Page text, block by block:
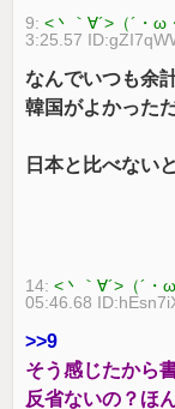
9:<丶｀∀´>（´・
3:25.57
なんでいつも余
韓国がよかった
日本と比べない
14:<丶｀∀´>（´
05:46.68
>>9
そう感じたから
反省ないの？ほ